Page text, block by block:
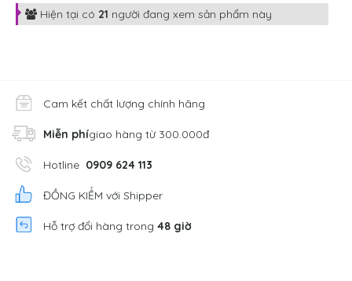
Hiện tại có 21 người đang xem sản phẩm này
Cam kết chất lượng chính hãng
Miễn phígiao hàng từ 300.000đ
Hotline 0909 624 113
ĐỒNG KIỂM với Shipper
Hỗ trợ đổi hàng trong 48 giờ